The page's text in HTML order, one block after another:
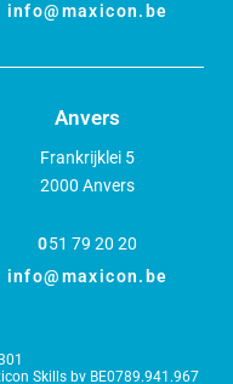
info@maxicon.be
Anvers
Frankrijklei 5
2000 Anvers
051 79 20 20
info@maxicon.be
Skills bv BE0789.941.967